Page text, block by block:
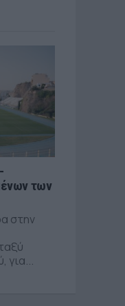
των
στην
για...